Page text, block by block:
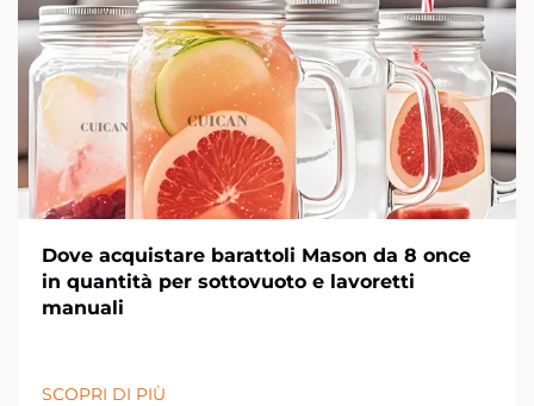
Dove acquistare barattoli Mason da 8 once
in quantità per sottovuoto e lavoretti
manuali
SCOPRI DI PIÙ